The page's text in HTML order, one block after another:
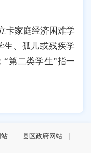
卡家庭经济困难学
生、孤儿或残疾学
第二类学生”指一
县区政府网站